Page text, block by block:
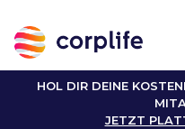
HOL DIR DEINE
JETZT